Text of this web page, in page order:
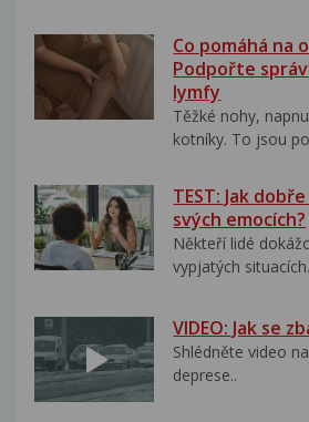
Co pomáhá na
Podpořte
lymfy
Těžké nohy,
kotníky. To jsou
TEST: Jak
svých emocích?
Někteří lidé
vypjatých
VIDEO: Jak se
Shlédněte video
deprese..